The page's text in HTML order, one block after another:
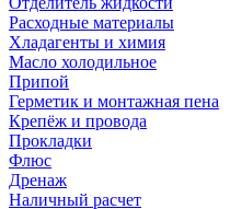
Расходные материалы
Хладагенты и химия
Масло холодильное
Припой
Герметик и монтажная пена
Крепёж и провода
Прокладки
Флюс
Дренаж
Наличный расчет